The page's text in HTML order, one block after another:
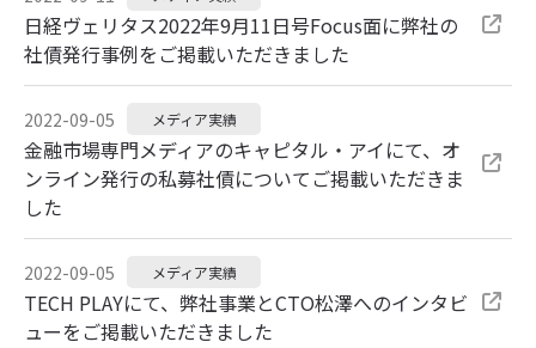
日経ヴェリタス2022年9月11日号Focus面に弊社の
社債発行事例をご掲載いただきました
2022-09-05 メディア実績
金融市場専門メディアのキャピタル・アイにて、オ
ンライン発行の私募社債についてご掲載いただきま
した
2022-09-05 メディア実績
TECH PLAYにて、弊社事業とCTO松澤へのインタビ
ューをご掲載いただきました